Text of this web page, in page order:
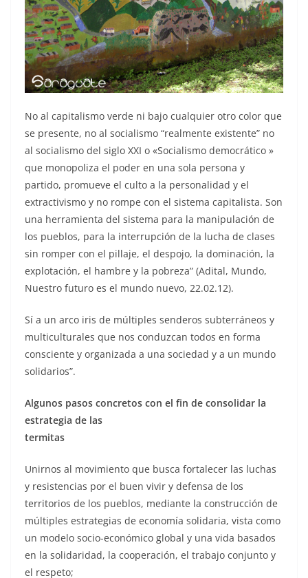
No al capitalismo verde ni bajo cualquier otro color que
se presente, no al socialismo “realmente existente” no
al socialismo del siglo XXI o «Socialismo democrático »
que monopoliza el poder en una sola persona y
partido, promueve el culto a la personalidad y el
extractivismo y no rompe con el sistema capitalista. Son
una herramienta del sistema para la manipulación de
los pueblos, para la interrupción de la lucha de clases
sin romper con el pillaje, el despojo, la dominación, la
explotación, el hambre y la pobreza” (Adital, Mundo,
Nuestro futuro es el mundo nuevo, 22.02.12).
Sí a un arco iris de múltiples senderos subterráneos y
multiculturales que nos conduzcan todos en forma
consciente y organizada a una sociedad y a un mundo
solidarios”.
Algunos pasos concretos con el fin de consolidar la
estrategia de las
termitas
Unirnos al movimiento que busca fortalecer las luchas
y resistencias por el buen vivir y defensa de los
territorios de los pueblos, mediante la construcción de
múltiples estrategias de economía solidaria, vista como
un modelo socio-económico global y una vida basados
en la solidaridad, la cooperación, el trabajo conjunto y
el respeto;